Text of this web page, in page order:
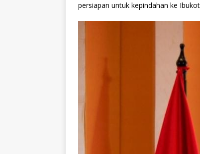
persiapan untuk kepindahan ke